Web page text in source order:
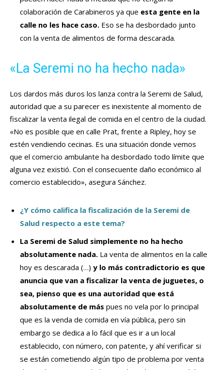
colaboración de Carabineros ya que esta gente en la
calle no les hace caso. Eso se ha desbordado junto
con la venta de alimentos de forma descarada.
«La Seremi no ha hecho nada»
Los dardos más duros los lanza contra la Seremi de Salud,
autoridad que a su parecer es inexistente al momento de
fiscalizar la venta ilegal de comida en el centro de la ciudad.
«No es posible que en calle Prat, frente a Ripley, hoy se
estén vendiendo cecinas. Es una situación donde vemos
que el comercio ambulante ha desbordado todo límite que
alguna vez existió. Con el consecuente daño económico al
comercio establecido», asegura Sánchez.
¿Y cómo califica la fiscalización de la Seremi de
Salud respecto a este tema?
La Seremi de Salud simplemente no ha hecho
absolutamente nada. La venta de alimentos en la calle
hoy es descarada (…) y lo más contradictorio es que
anuncia que van a fiscalizar la venta de juguetes, o
sea, pienso que es una autoridad que está
absolutamente de más pues no vela por lo principal
que es la venda de comida en vía pública, pero sin
embargo se dedica a lo fácil que es ir a un local
establecido, con número, con patente, y ahí verificar si
se están cometiendo algún tipo de problema por venta